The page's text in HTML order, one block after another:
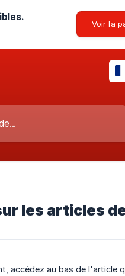
Voir la
les articles
accédez au bas de l'article